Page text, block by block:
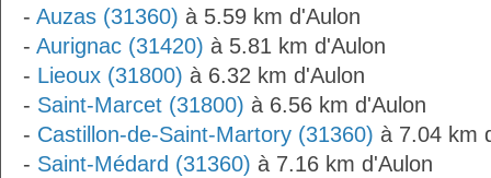
- Auzas (31360) à 5.59 km d'Aulon
- Aurignac (31420) à 5.81 km d'Aulon
- Lieoux (31800) à 6.32 km d'Aulon
- Saint-Marcet (31800) à 6.56 km d'Aulon
- Castillon-de-Saint-Martory (31360) à 7.04 km
- Saint-Médard (31360) à 7.16 km d'Aulon